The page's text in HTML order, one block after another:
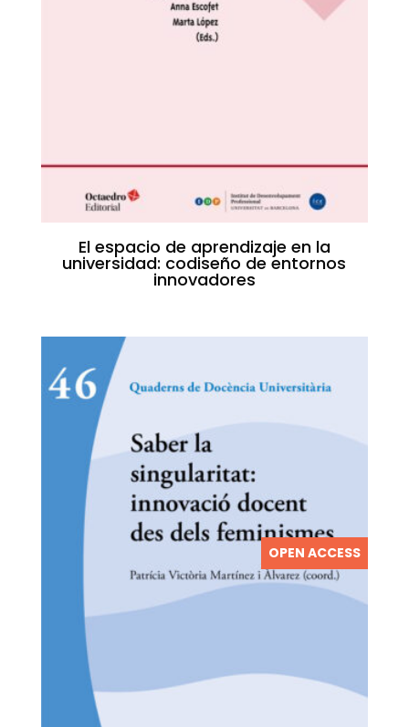
El espacio de aprendizaje en la
universidad: codiseño de entornos
innovadores
OPEN ACCESS